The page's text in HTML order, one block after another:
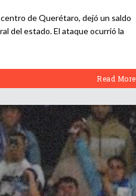
de Querétaro, dejó un saldo
del estado. El ataque ocurrió la
Read More